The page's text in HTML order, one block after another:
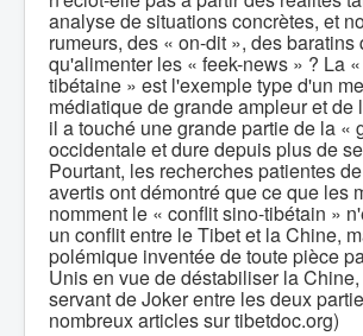
analyse de situations concrètes, et
rumeurs, des « on-dit », des baratins
qu'alimenter les « feek-news » ? La
tibétaine » est l'exemple type d'un
médiatique de grande ampleur et de
il a touché une grande partie de la «
occidentale et dure depuis plus de
Pourtant, les recherches patientes
avertis ont démontré que ce que les
nomment le « conflit sino-tibétain »
un conflit entre le Tibet et la Chine,
polémique inventée de toute pièce
Unis en vue de déstabiliser la
servant de Joker entre les deux
nombreux articles sur tibetdoc.org)